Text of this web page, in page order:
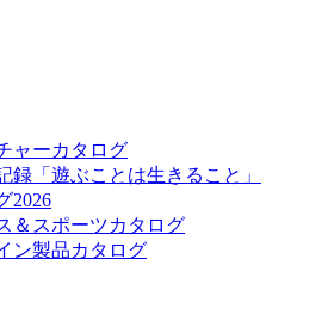
ャーカタログ
録「遊ぶことは生きること」
2026
＆スポーツカタログ
ン製品カタログ